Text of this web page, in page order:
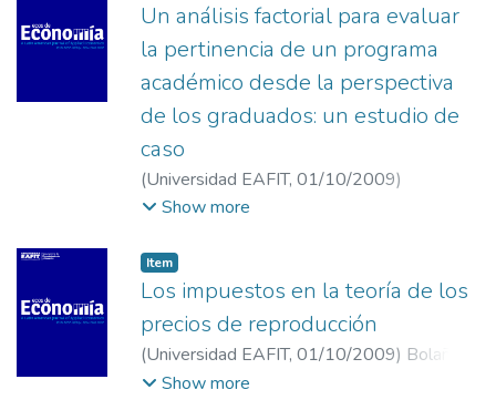
Un análisis factorial para evaluar
la pertinencia de un programa
académico desde la perspectiva
de los graduados: un estudio de
caso
(Universidad EAFIT, 01/10/2009)
Almonacid, Paula
Show more
Item
Los impuestos en la teoría de los
precios de reproducción
(Universidad EAFIT, 01/10/2009) Bolaños,
Eduardo;Tobón, Alexander
Show more